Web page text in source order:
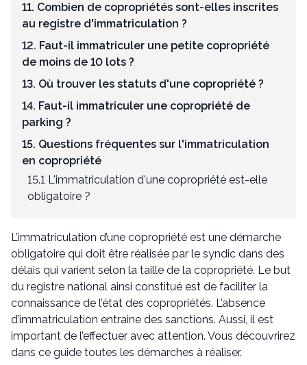
11. Combien de copropriétés sont-elles inscrites
au registre d'immatriculation ?
12. Faut-il immatriculer une petite copropriété
de moins de 10 lots ?
13. Où trouver les statuts d'une copropriété ?
14. Faut-il immatriculer une copropriété de
parking ?
15. Questions fréquentes sur l'immatriculation
en copropriété
15.1 L'immatriculation d'une copropriété est-elle
obligatoire ?
15.3 Comment trouver le numéro d'immatriculation
d'une copropriété ?
15.4 Comment consulter le registre des
copropriétés ?
L’immatriculation d’une copropriété est une démarche
obligatoire qui doit être réalisée par le syndic dans des
délais qui varient selon la taille de la copropriété. Le but
du registre national ainsi constitué est de faciliter la
connaissance de l’état des copropriétés. L’absence
d’immatriculation entraine des sanctions. Aussi, il est
important de l’effectuer avec attention. Vous découvrirez
dans ce guide toutes les démarches à réaliser.